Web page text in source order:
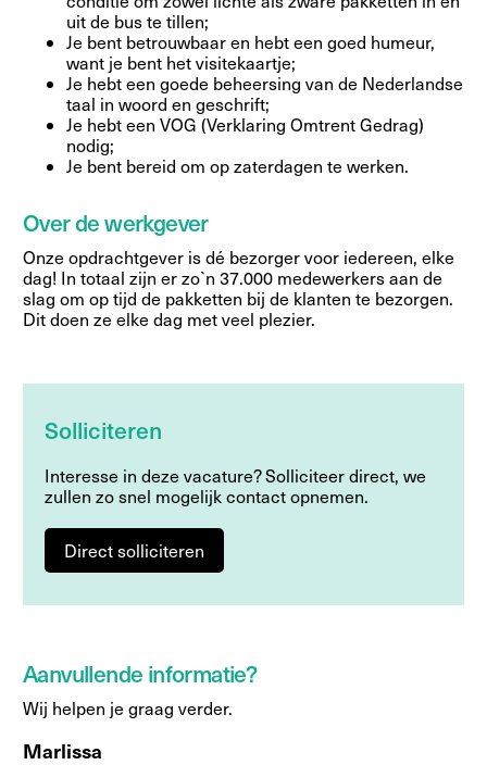
uit de bus te tillen;
Je bent betrouwbaar en hebt een goed humeur,
want je bent het visitekaartje;
Je hebt een goede beheersing van de Nederlandse
taal in woord en geschrift;
Je hebt een VOG (Verklaring Omtrent Gedrag)
nodig;
Je bent bereid om op zaterdagen te werken.
Over de werkgever
Onze opdrachtgever is dé bezorger voor iedereen, elke
dag! In totaal zijn er zo`n 37.000 medewerkers aan de
slag om op tijd de pakketten bij de klanten te bezorgen.
Dit doen ze elke dag met veel plezier.
Solliciteren
Interesse in deze vacature? Solliciteer direct, we
zullen zo snel mogelijk contact opnemen.
Direct solliciteren
Aanvullende informatie?
Wij helpen je graag verder.
Marlissa